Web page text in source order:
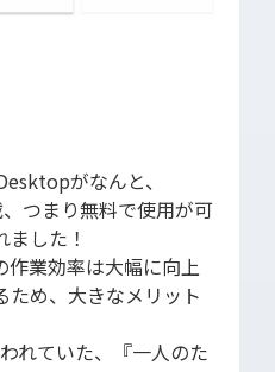
がなんと、
つまり無料で使用が可
した！
作業効率は大幅に向上
ため、大きなメリット
れていた、『一人のた